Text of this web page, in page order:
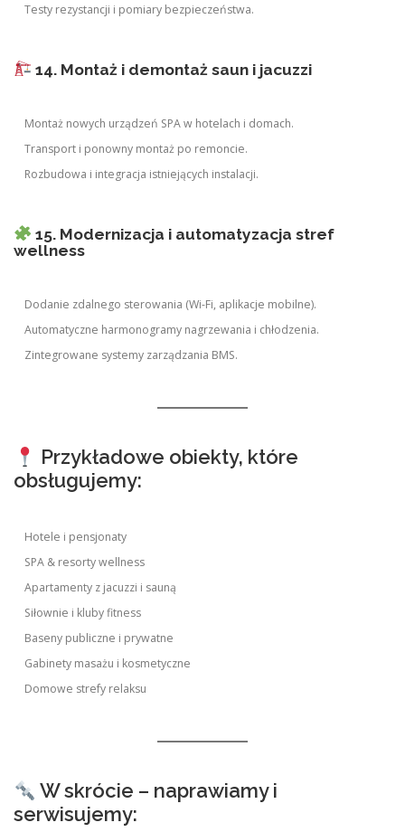
Testy rezystancji i pomiary bezpieczeństwa.
14. Montaż i demontaż saun i jacuzzi
Montaż nowych urządzeń SPA w hotelach i domach.
Transport i ponowny montaż po remoncie.
Rozbudowa i integracja istniejących instalacji.
15. Modernizacja i automatyzacja stref
wellness
Dodanie zdalnego sterowania (Wi-Fi, aplikacje mobilne).
Automatyczne harmonogramy nagrzewania i chłodzenia.
Zintegrowane systemy zarządzania BMS.
Przykładowe obiekty, które
obsługujemy:
Hotele i pensjonaty
SPA & resorty wellness
Apartamenty z jacuzzi i sauną
Siłownie i kluby fitness
Baseny publiczne i prywatne
Gabinety masażu i kosmetyczne
Domowe strefy relaksu
W skrócie – naprawiamy i
serwisujemy: